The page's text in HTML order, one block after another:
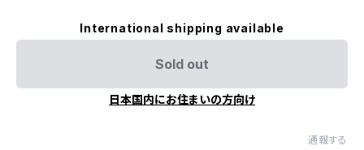
International shipping available
Sold out
日本国内にお住まいの方向け
通報する